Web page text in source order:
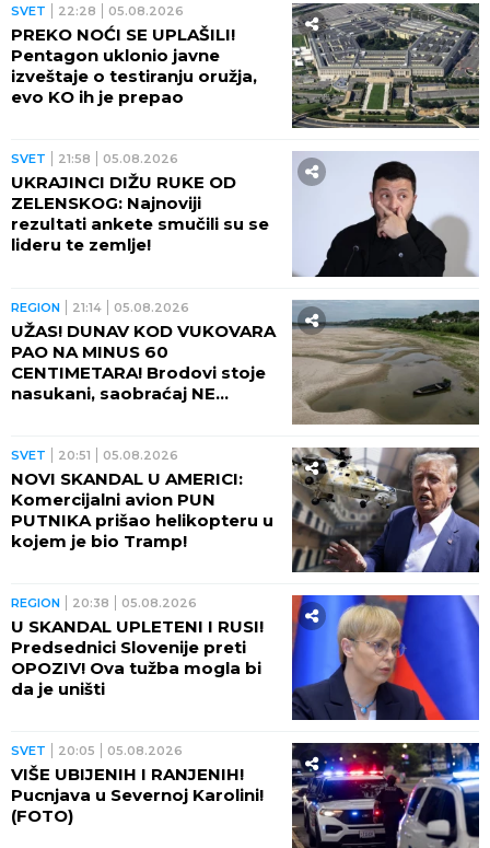
SVET 22:28 05.08.2026
PREKO NOĆI SE UPLAŠILI!
Pentagon uklonio javne
izveštaje o testiranju oružja,
evo KO ih je prepao
SVET 21:58 05.08.2026
UKRAJINCI DIŽU RUKE OD
ZELENSKOG: Najnoviji
rezultati ankete smučili su se
lideru te zemlje!
REGION 21:14 05.08.2026
UŽAS! DUNAV KOD VUKOVARA
PAO NA MINUS 60
CENTIMETARA! Brodovi stoje
nasukani, saobraćaj NE
SVET 20:51 05.08.2026
NOVI SKANDAL U AMERICI:
Komercijalni avion PUN
PUTNIKA prišao helikopteru u
kojem je bio Tramp!
REGION 20:38 05.08.2026
U SKANDAL UPLETENI I RUSI!
Predsednici Slovenije preti
OPOZIV! Ova tužba mogla bi
da je uništi
SVET 20:05 05.08.2026
VIŠE UBIJENIH I RANJENIH!
Pucnjava u Severnoj Karolini!
(FOTO)